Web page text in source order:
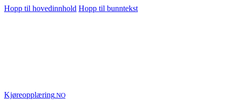
Hopp til hovedinnhold Hopp til bunntekst
Kjøreopplæring.NO